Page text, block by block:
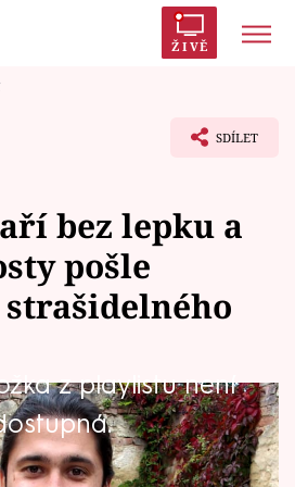
ŽIVĚ
SDÍLET
bez lepku a
pošle
z playlistu není
chtít u plotny blýsknout
bude mít v plánu
vinařství a překonat svou